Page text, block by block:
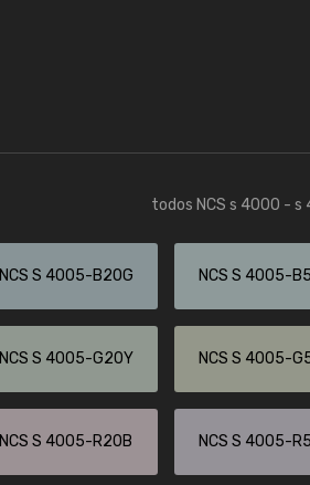
todos NCS s 4000 - s
NCS S 4005-B20G NCS S 4005-
NCS S 4005-G20Y NCS S 4005-
NCS S 4005-R20B NCS S 4005-